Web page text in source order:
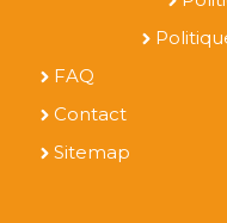
FAQ
Contact
Sitemap